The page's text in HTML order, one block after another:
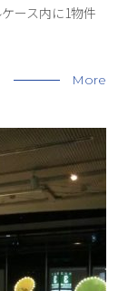
ース内に1物件
More